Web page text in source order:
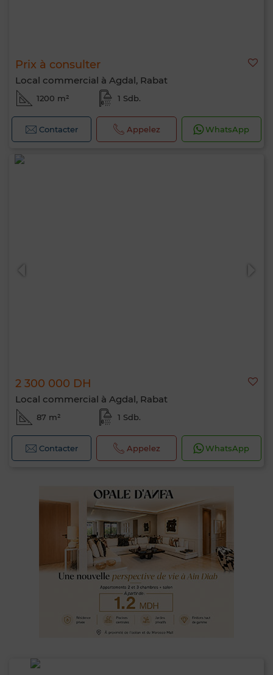
Prix à consulter
Local commercial à Agdal, Rabat
1200 m² 1 Sdb.
Contacter Appelez WhatsApp
2 300 000 DH
Local commercial à Agdal, Rabat
87 m² 1 Sdb.
Contacter Appelez WhatsApp